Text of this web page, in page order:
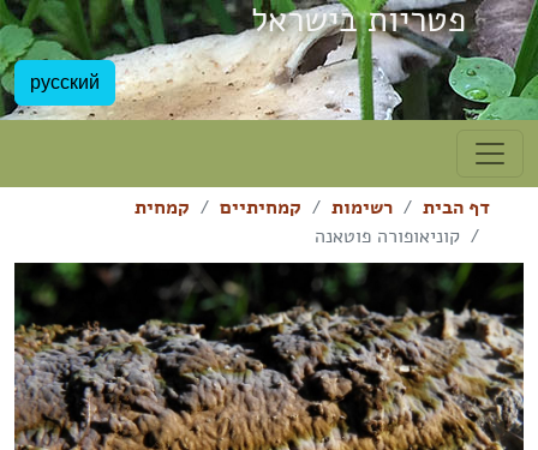
פטריות בישראל
русский
דף הבית רשימות קמחיתיים
קמחית
קוניאופורה פוטאנה